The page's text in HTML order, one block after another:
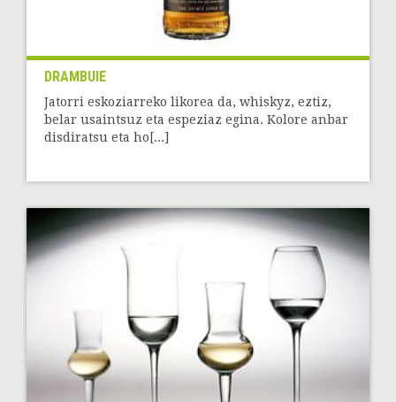
DRAMBUIE
Jatorri eskoziarreko likorea da, whiskyz, eztiz,
belar usaintsuz eta espeziaz egina. Kolore anbar
disdiratsu eta ho[...]